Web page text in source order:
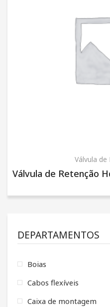
Válvula de
Válvula de Retenção
DEPARTAMENTOS
Boias
Cabos flexíveis
Caixa de montagem